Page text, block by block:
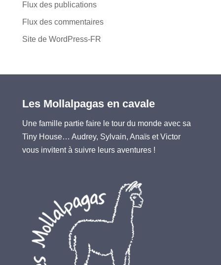
Flux des publications
Flux des commentaires
Site de WordPress-FR
Les Mollalpagas en cavale
Une famille partie faire le tour du monde avec sa
Tiny House… Audrey, Sylvain, Anaïs et Victor
vous invitent à suivre leurs aventures !